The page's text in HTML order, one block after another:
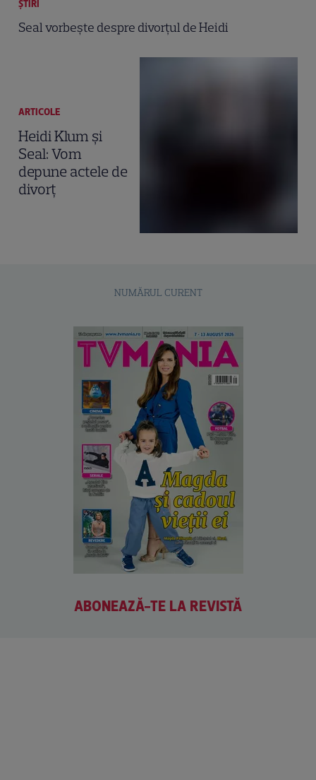
ȘTIRI
Seal vorbeşte despre divorţul de Heidi
ARTICOLE
Heidi Klum şi
Seal: Vom
depune actele de
divorţ
NUMĂRUL CURENT
ABONEAZĂ-TE LA REVISTĂ